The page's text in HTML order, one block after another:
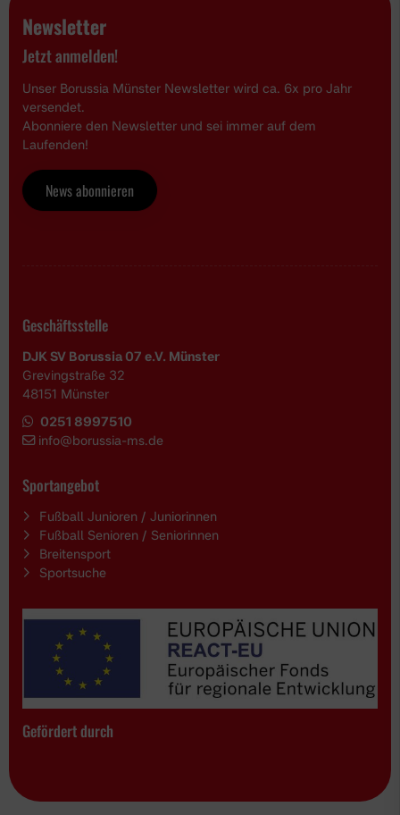
Newsletter
Jetzt anmelden!
Unser Borussia Münster Newsletter wird ca. 6x pro Jahr
versendet.
Abonniere den Newsletter und sei immer auf dem
Laufenden!
News abonnieren
Geschäftsstelle
DJK SV Borussia 07 e.V. Münster
Grevingstraße 32
48151 Münster
0251 8997510
info@borussia-ms.de
Sportangebot
Fußball Junioren / Juniorinnen
Fußball Senioren / Seniorinnen
Breitensport
Sportsuche
Gefördert durch